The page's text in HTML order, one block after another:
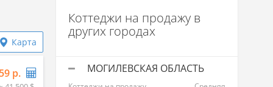
Карта
р.
Коттеджи на продажу в
других городах
МОГИЛЕВСКАЯ ОБЛАСТЬ